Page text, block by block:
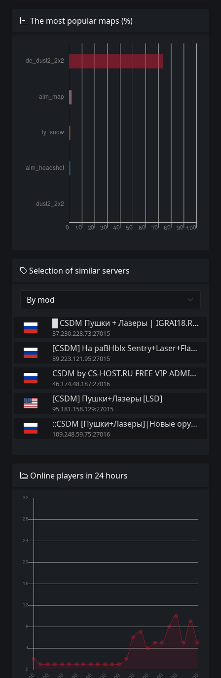
The most popular maps (%)
Selection of similar servers
█ CSDM Пушки + Лазеры | IGRAI18.RU ツ █
37.230.228.73:27015
[CSDM] Ha paBHblx Sentry+Laser+Flag HARDCORE
89.223.121.95:27015
CSDM by CS-HOST.RU FREE VIP ADMIN BOSS
46.174.48.187:27016
[CSDM] Пушки+Лазеры [LSD]
95.181.158.129:27015
::CSDM [Пушки+Лазеры]|Новые оружия::.
109.248.59.75:27016
Online players in 24 hours